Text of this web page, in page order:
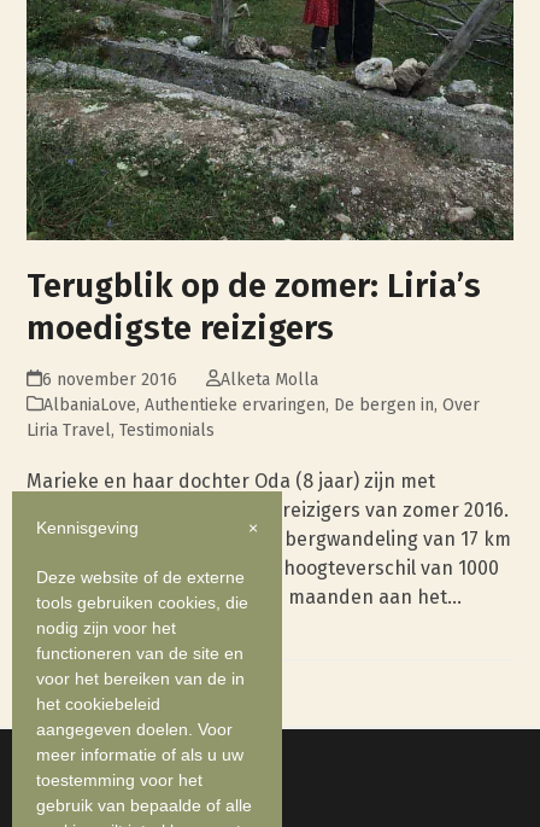
Terugblik op de zomer: Liria’s
moedigste reizigers
6 november 2016
Alketa Molla
AlbaniaLove,Authentieke ervaringen, De bergen in,Over
Liria Travel,Testimonials
Marieke en haar dochter Oda (8 jaar) zijn met
voorsprong onze moedigste reizigers van zomer 2016.
Samen maakten ze de lange bergwandeling van 17 km
en overbrugden daarbij een hoogteverschil van 1000
meter. Dat Marieke al enkele maanden aan het…
Read more
×
Kennisgeving
Deze website of de externe
tools gebruiken cookies, die
nodig zijn voor het
functioneren van de site en
voor het bereiken van de in
het cookiebeleid
aangegeven doelen. Voor
meer informatie of als u uw
toestemming voor het
gebruik van bepaalde of alle